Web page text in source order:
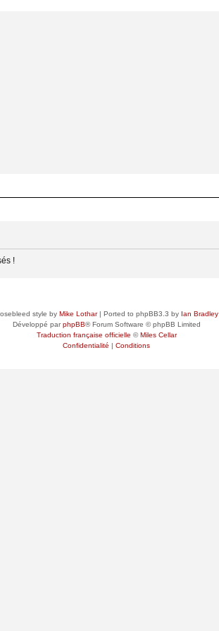
!
style by Mike Lothar| Ported to phpBB3.3 by Ian Bradley
Développé parphpBB® Forum Software © phpBB Limited
Traduction française officielle ©Miles Cellar
Confidentialité | Conditions